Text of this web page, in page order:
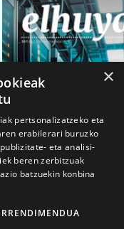
×
pertsonalizatzeko eta
erabilerari buruzko
eta analisi-
beren zerbitzuak
batzuekin konbina